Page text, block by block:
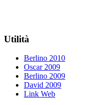
Utilità
Berlino 2010
Oscar 2009
Berlino 2009
David 2009
Link Web